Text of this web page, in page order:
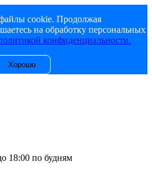
cookie. Продолжая
на обработку персональных
конфиденциальности.
Хорошо
18:00 по будням